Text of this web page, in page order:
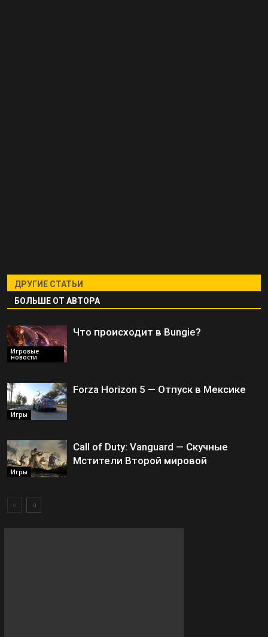
ДРУГИЕ СТАТЬИ
БОЛЬШЕ ОТ АВТОРА
Игровые
новости
Что происходит в Bungie?
Игры
Forza Horizon 5 — Отпуск в Мексике
Игры
Call of Duty: Vanguard — Скучные
Мстители Второй мировой